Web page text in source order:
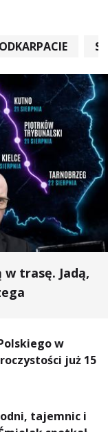
trasę. Jadą,
w
już 15
tajemnic i